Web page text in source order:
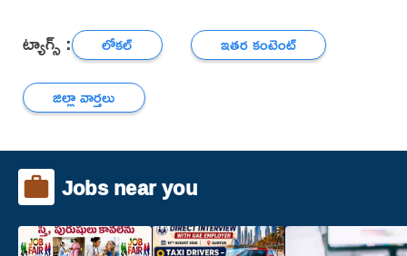
ట్యాగ్స్ : లోకల్
ఇతర కంటెంట్
జిల్లా వార్తలు
Jobs near you